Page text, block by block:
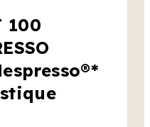
100